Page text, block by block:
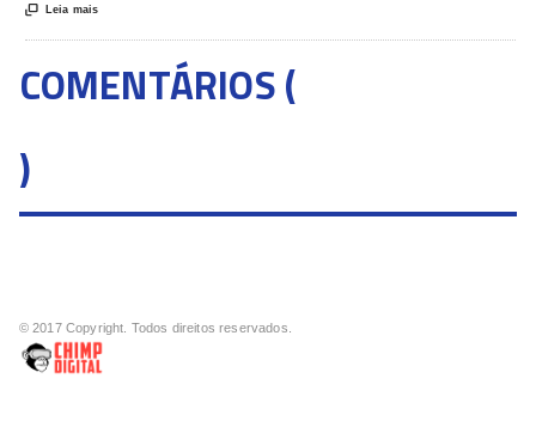
 Leia mais
COMENTÁRIOS (
)
© 2017 Copyright. Todos direitos reservados.